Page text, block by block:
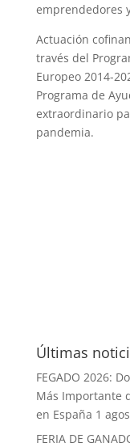
emprendedores
Actuación
través del
Europeo 2014-
Programa de
extraordinario
pandemia.
Últimas
FEGADO 2026:
Más Importante
en España 1
FERIA DE